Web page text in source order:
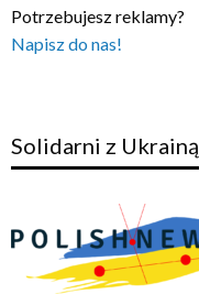
Potrzebujesz reklamy?
Napisz do nas!
Solidarni z Ukrainą